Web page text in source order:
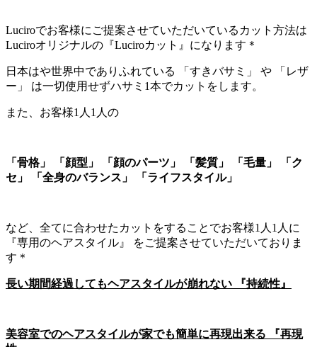
Luciroでお客様にご提案させていただいているカット方法は
Luciroオリジナルの『Luciroカット』になります＊
日本はや世界中でありふれている 「すきバサミ」 や 「レザ
ー」 は一切使用せずハサミ1本でカットをします。
また、お客様1人1人の
「骨格」 「顔型」 「顔のパーツ」 「髪質」 「毛量」 「ク
セ」 「全身のバランス」 「ライフスタイル」
など、全てに合わせたカットをすることでお客様1人1人に
『専用のヘアスタイル』 をご提案させていただいておりま
す＊
長い期間経過してもヘアスタイルが崩れない 『持続性』
美容室でのヘアスタイルが家でも簡単に再現出来る 『再現